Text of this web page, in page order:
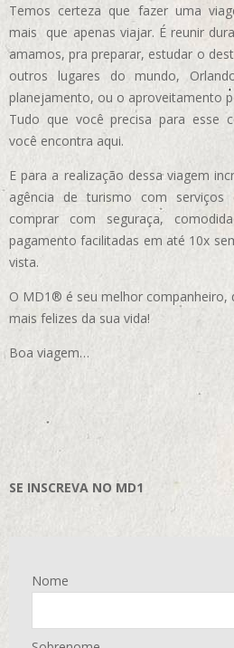
Temos certeza que fazer uma
mais que apenas viajar. É reunir
amamos, pra preparar, estudar o
outros lugares do mundo,
planejamento, ou o aproveitamento
Tudo que você precisa para esse
você encontra aqui.
E para a realização dessa viagem
agência de turismo com
comprar com seguraça,
pagamento facilitadas em até 10x
vista.
O MD1® é seu melhor companheiro,
mais felizes da sua vida!
Boa viagem…
SE INSCREVA NO MD1
Nome